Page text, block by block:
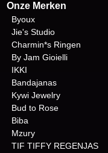
Onze Merken
Byoux
Jie's Studio
Charmin*s Ringen
By Jam Gioielli
IKKI
Bandajanas
Kywi Jewelry
Bud to Rose
Biba
Mzury
TIF TIFFY REGENJAS